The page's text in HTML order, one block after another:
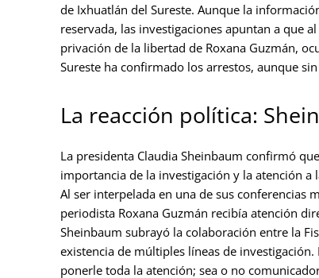
de Ixhuatlán del Sureste. Aunque la
reservada, las investigaciones apuntan a que
privación de la libertad de Roxana Guzmán,
Sureste ha confirmado los arrestos, aunque
La reacción política:
La presidenta Claudia Sheinbaum confirmó
importancia de la investigación y la atención a
Al ser interpelada en una de sus conferencias
periodista Roxana Guzmán recibía atención
Sheinbaum subrayó la colaboración entre la
existencia de múltiples líneas de
ponerle toda la atención; sea o no